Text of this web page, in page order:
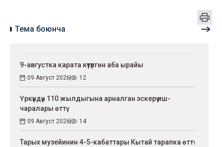
Тема боюнча
9-августка карата күтүлгөн аба ырайы
09 Август 2026 12
Үркүндүн 110 жылдыгына арналган эскерүү иш-
чаралары өттү
09 Август 2026 14
Тарых музейинин 4-5-кабаттары Кытай тарапка өттү